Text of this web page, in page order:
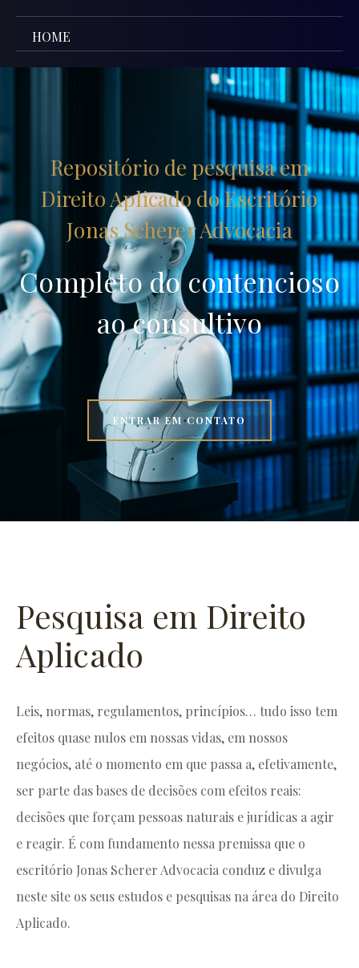
HOME
Repositório de pesquisa em
Direito Aplicado do Escritório
Jonas Scherer Advocacia
Completo do contencioso
ao consultivo
ENTRAR EM CONTATO
Pesquisa em Direito
Aplicado
Leis, normas, regulamentos, princípios… tudo isso tem
efeitos quase nulos em nossas vidas, em nossos
negócios, até o momento em que passa a, efetivamente,
ser parte das bases de decisões com efeitos reais:
decisões que forçam pessoas naturais e jurídicas a agir
e reagir. É com fundamento nessa premissa que o
escritório Jonas Scherer Advocacia conduz e divulga
neste site os seus estudos e pesquisas na área do Direito
Aplicado.